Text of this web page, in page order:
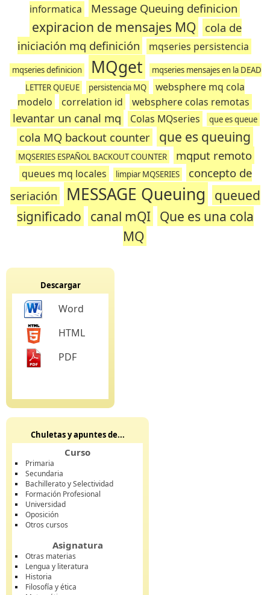
informatica
Message Queuing definicion
expiracion de mensajes MQ
cola de
iniciación mq definición
mqseries persistencia
mqseries definicion MQget
mqseries mensajes en la DEAD
LETTER QUEUE
persistencia MQ
websphere mq cola
modelo
correlation id websphere colas remotas
levantar un canal mq Colas MQseries que es queue
cola MQ backout counter que es queuing
MQSERIES ESPAÑOL BACKOUT COUNTER mqput remoto
queues mq locales limpiar MQSERIES
concepto de
seriación
MESSAGE Queuing
queued
significado canal mQI Que es una cola
MQ
Descargar
Word
HTML
PDF
Chuletas y apuntes de...
Curso
Primaria
Secundaria
Bachillerato y Selectividad
Formación Profesional
Universidad
Oposición
Otros cursos
Asignatura
Otras materias
Lengua y literatura
Historia
Filosofía y ética